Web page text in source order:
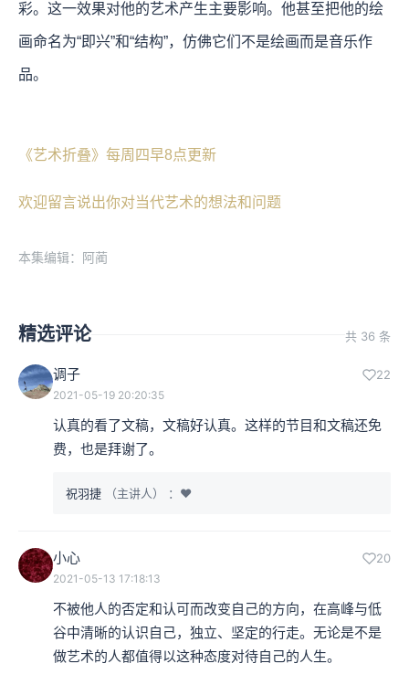
彩。这一效果对他的艺术产生主要影响。他甚至把他的绘
画命名为“即兴”和“结构”，仿佛它们不是绘画而是音乐作
品。
《艺术折叠》每周四早8点更新
欢迎留言说出你对当代艺术的想法和问题
本集编辑：阿蔺
精选评论 共 36 条
调子 22
2021-05-19 20:20:35
认真的看了文稿，文稿好认真。这样的节目和文稿还免
费，也是拜谢了。
祝羽捷 （主讲人） ：❤️
小心 20
2021-05-13 17:18:13
不被他人的否定和认可而改变自己的方向，在高峰与低
谷中清晰的认识自己，独立、坚定的行走。无论是不是
做艺术的人都值得以这种态度对待自己的人生。